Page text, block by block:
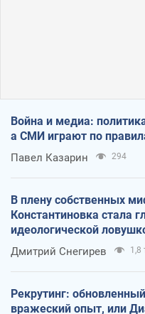
Война и медиа:
а СМИ играют по
Павел Казарин 294
В плену собственных
Константиновка стала
идеологической
оккупантов
Дмитрий Снегирев 1,8
Рекрутинг:
вражеский опыт, или